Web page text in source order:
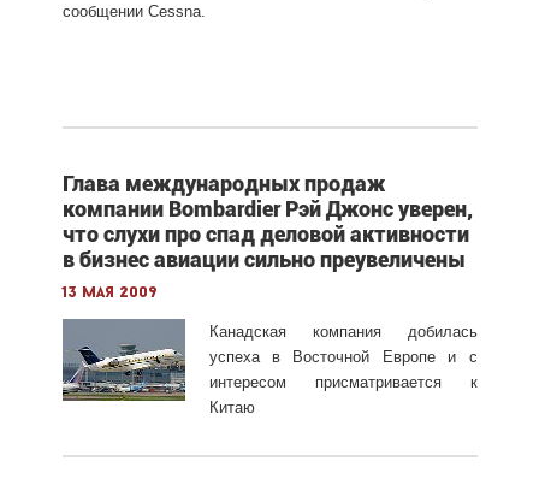
сообщении Cessna.
Глава международных продаж
компании Bombardier Рэй Джонс уверен,
что слухи про спад деловой активности
в бизнес авиации сильно преувеличены
13 мая 2009
Канадская компания добилась
успеха в Восточной Европе и с
интересом присматривается к
Китаю